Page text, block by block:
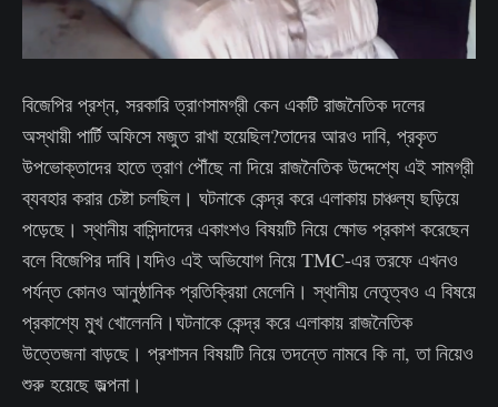
বিজেপির প্রশ্ন, সরকারি ত্রাণসামগ্রী কেন একটি রাজনৈতিক দলের
অস্থায়ী পার্টি অফিসে মজুত রাখা হয়েছিল?তাদের আরও দাবি, প্রকৃত
উপভোক্তাদের হাতে ত্রাণ পৌঁছে না দিয়ে রাজনৈতিক উদ্দেশ্যে এই সামগ্রী
ব্যবহার করার চেষ্টা চলছিল। ঘটনাকে কেন্দ্র করে এলাকায় চাঞ্চল্য ছড়িয়ে
পড়েছে। স্থানীয় বাসিন্দাদের একাংশও বিষয়টি নিয়ে ক্ষোভ প্রকাশ করেছেন
বলে বিজেপির দাবি।যদিও এই অভিযোগ নিয়ে TMC-এর তরফে এখনও
পর্যন্ত কোনও আনুষ্ঠানিক প্রতিক্রিয়া মেলেনি। স্থানীয় নেতৃত্বও এ বিষয়ে
প্রকাশ্যে মুখ খোলেননি।ঘটনাকে কেন্দ্র করে এলাকায় রাজনৈতিক
উত্তেজনা বাড়ছে। প্রশাসন বিষয়টি নিয়ে তদন্তে নামবে কি না, তা নিয়েও
শুরু হয়েছে জল্পনা।